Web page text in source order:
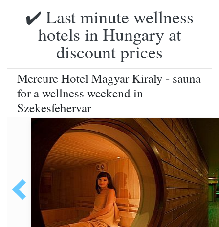
✔️ Last minute wellness
hotels in Hungary at
discount prices
Mercure Hotel Magyar Kiraly - sauna
for a wellness weekend in
Szekesfehervar